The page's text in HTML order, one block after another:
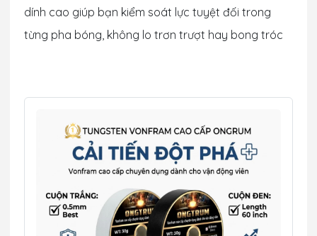
dính cao giúp bạn kiểm soát lực tuyệt đối trong
từng pha bóng, không lo trơn trượt hay bong tróc